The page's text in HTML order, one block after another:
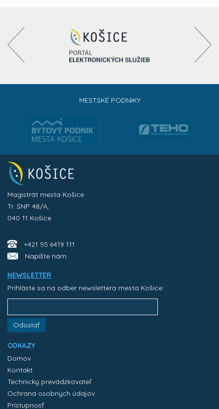
MESTSKÉ PODNIKY
Magistrát mesta Košice
Tr. SNP 48/A,
040 11 Košice
+421 55 6419 111
Napíšte nám
NEWSLETTER
Prihláste sa na odber newslettera mesta Košice:
Odoslať
ODKAZY
Domov
Kontakt
Technický prevádzkovateľ
Ochrana osobných údajov
Prístupnosť